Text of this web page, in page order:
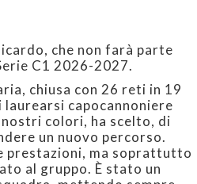
che non farà parte
C1 2026-2027.
chiusa con 26 reti in 19
laurearsi capocannoniere
colori, ha scelto, di
un nuovo percorso.
prestazioni, ma soprattutto
al gruppo. È stato un